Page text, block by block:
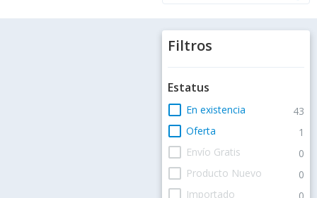
Filtros
Estatus
check_box_outline_blank En existencia 43
check_box_outline_blank Oferta 1
check_box_outline_blank Envío Gratis 0
check_box_outline_blank Producto Nuevo 0
check_box_outline_blank Importado